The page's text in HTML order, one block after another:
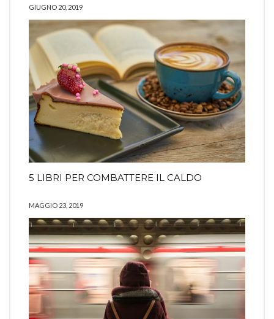
GIUGNO 20, 2019
5 LIBRI PER COMBATTERE IL CALDO
MAGGIO 23, 2019